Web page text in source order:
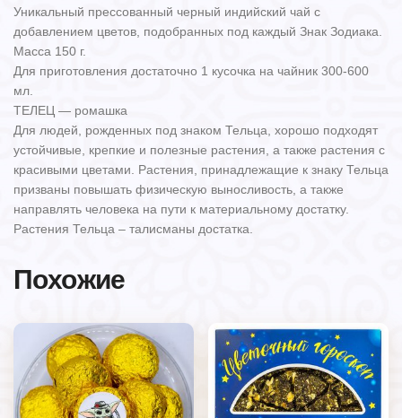
Уникальный прессованный черный индийский чай с
добавлением цветов, подобранных под каждый Знак Зодиака.
Масса 150 г.
Для приготовления достаточно 1 кусочка на чайник 300-600
мл.
ТЕЛЕЦ — ромашка
Для людей, рожденных под знаком Тельца, хорошо подходят
устойчивые, крепкие и полезные растения, а также растения с
красивыми цветами. Растения, принадлежащие к знаку Тельца
призваны повышать физическую выносливость, а также
направлять человека на пути к материальному достатку.
Растения Тельца – талисманы достатка.
Похожие